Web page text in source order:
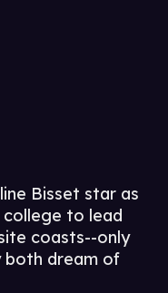
Bisset star as
to lead
coasts--only
both dream of